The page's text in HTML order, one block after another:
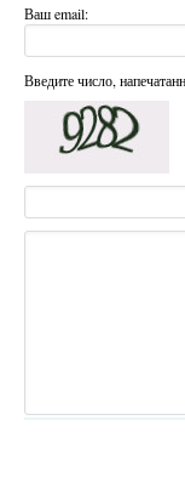
Ваш email:
Введите число,